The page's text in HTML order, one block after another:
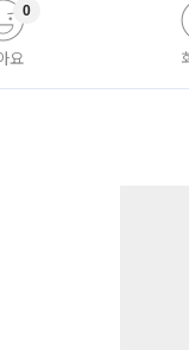
요
0